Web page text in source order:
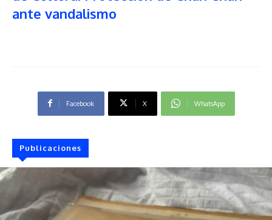
ante vandalismo
Facebook X WhatsApp
Publicaciones